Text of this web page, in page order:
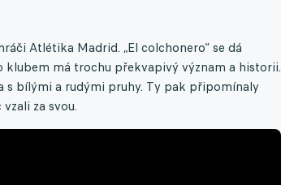
Atlétika Madrid. „El colchonero“ se dá
má trochu překvapivý význam a historii.
s bílými a rudými pruhy. Ty pak připomínaly
za svou.